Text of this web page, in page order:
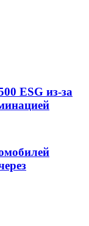
ESG из-за